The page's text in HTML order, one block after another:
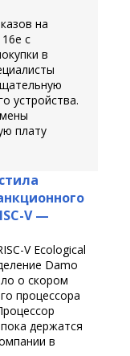
на
с
в
устройства.
плату
V —
V Ecological
Damo
о скором
процессора
держатся
в